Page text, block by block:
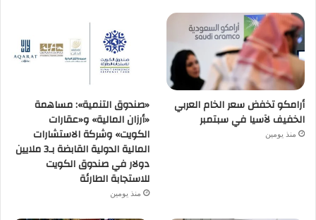
أرامكو تخفض سعر الخام العربي
الخفيف لآسيا في سبتمبر
منذ يومين
«صندوق التنمية»: مساهمة
«أرزان المالية» و«عقارات
الكويت» وشركة الاستشارات
المالية الدولية القابضة بـ3 ملايين
دولار في صندوق الكويت
للاستجابة الطارئة
منذ يومين